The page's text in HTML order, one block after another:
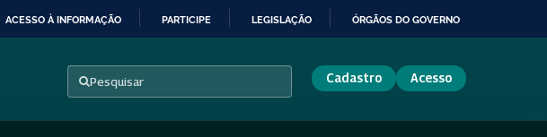
ACESSO À INFORMAÇÃO PARTICIPE LEGISLAÇÃO ÓRGÃOS DO GOVERNO
Pesquisar Cadastro Acesso